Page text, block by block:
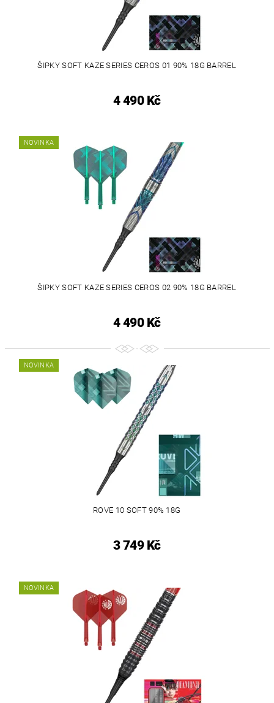
ŠIPKY SOFT KAZE SERIES CEROS 01 90% 18G BARREL
4 490 Kč
NOVINKA
ŠIPKY SOFT KAZE SERIES CEROS 02 90% 18G BARREL
4 490 Kč
NOVINKA
ROVE 10 SOFT 90% 18G
3 749 Kč
NOVINKA